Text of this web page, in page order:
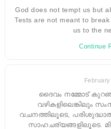
God does not tempt us but
Tests are not meant to
us to the
Continue
ദൈവം നമ്മോട്
വഴികളിലെങ്കിലും
വചനത്തിലൂടെ,
സാഹചര്യങ്ങളിലൂടെ.